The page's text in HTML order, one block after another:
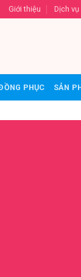
Giới thiệu Dịch vụ
PHỤC SẢN